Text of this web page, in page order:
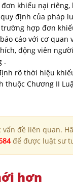
khiếu nại
định của pháp
hợp đơn
cáo với cơ
động viên
.
rõ thời hiệu
thuộc Chương II
đề liên quan.
để được luật sư
hơn